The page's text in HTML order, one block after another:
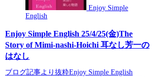
Enjoy Simple
English
Enjoy Simple English 25/4/25(金)The
Story of Mimi-nashi-Hoichi 耳なし芳一の
はなし
ブログ記事より抜粋Enjoy Simple English